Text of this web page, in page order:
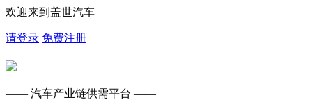
欢迎来到盖世汽车
请登录 免费注册
—— 汽车产业链供需平台 ——